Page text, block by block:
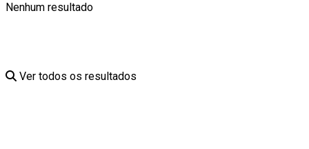
Nenhum resultado
Ver todos os resultados